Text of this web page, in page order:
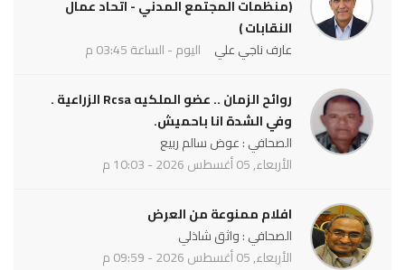
(منظمات المجتمع المدني - اتحاد عمال
النقابات )
عارف ناجي علي
اليوم - الساعة 03:45 م
روائح الزمان .. عضو الملكيه Rcsa الزراعية .
وفي الشدة انا باحميش.
الصحافي : عوض سالم ربيع
الأربعاء, 05 أغسطس 2026 - 10:03 م
افلام ممنوعة من العرض
الصحافي : واثق شاذلي
الأربعاء, 05 أغسطس 2026 - 09:59 م